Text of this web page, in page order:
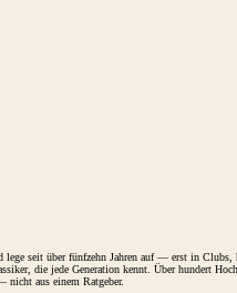
seit über fünfzehn Jahren auf — erst in
die jede Generation kennt. Über hundert
nicht aus einem Ratgeber.